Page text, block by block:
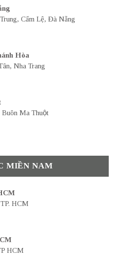
Cẩm Lệ, Đà Nẵng
Hòa
Nha Trang
Buôn Ma Thuột
MIỀN NAM
HCM
HCM